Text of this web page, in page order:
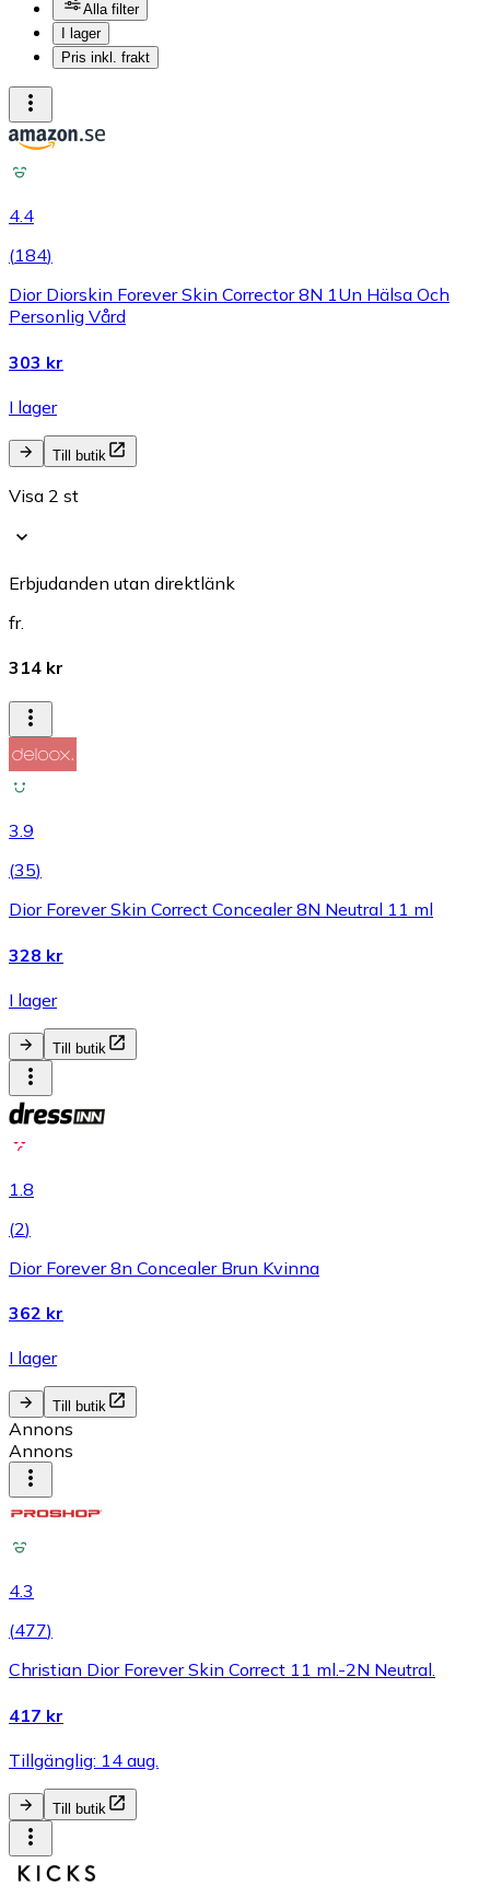
Alla filter
I lager
Pris inkl. frakt
4.4
(184)
Dior Diorskin Forever Skin Corrector 8N 1Un Hälsa Och
Personlig Vård
303 kr
I lager
Till butik
Visa 2 st
Erbjudanden utan direktlänk
fr.
314 kr
3.9
(35)
Dior Forever Skin Correct Concealer 8N Neutral 11 ml
328 kr
I lager
Till butik
1.8
(2)
Dior Forever 8n Concealer Brun Kvinna
362 kr
I lager
Till butik
Annons
Annons
4.3
(477)
Christian Dior Forever Skin Correct 11 ml.-2N Neutral.
417 kr
Tillgänglig: 14 aug.
Till butik